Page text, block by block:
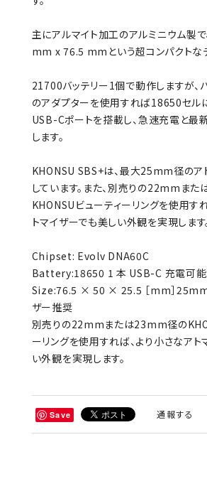
主にアルマイト加工のアルミニウム製
mm x 76.5 mmという超コンパクトなデ
21700バッテリー1個で動作しますが、
のアダプターを使用すれば18650セル
USB-Cポートを搭載し、急速充電と最
します。
KHONSU SBS+は、最大25mm径のア
しています。また、別売りの22mmま
KHONSUビューティーリングを使用す
トマイザーでも美しい外観を実現します
Chipset: Evolv DNA60C
Battery:18650 1 本 USB-C 充電可能
Size:76.5 × 50 × 25.5 ［mm］25mm
ザー推奨
別売りの22mmまたは23mm径の
ーリングを使用すれば、より小さなアト
い外観を実現します。
Save 通報する